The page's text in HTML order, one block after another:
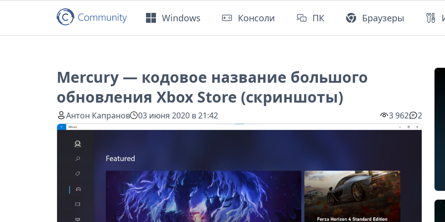
Windows Консоли ПК Браузеры
Mercury — кодовое название большого
обновления Xbox Store (скриншоты)
Антон Капранов 03 июня 2020 в 21:42 3 962 2